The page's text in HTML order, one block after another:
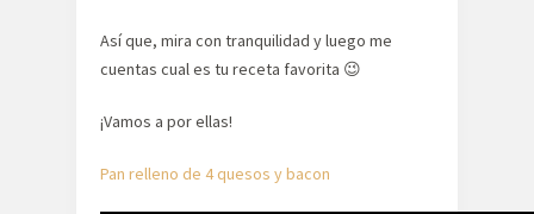
Así que, mira con tranquilidad y luego me
cuentas cual es tu receta favorita 😉
¡Vamos a por ellas!
Pan relleno de 4 quesos y bacon